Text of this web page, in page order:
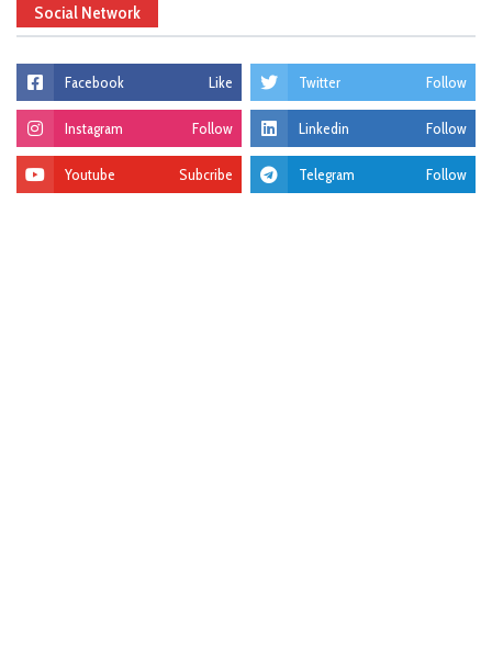
Social Network
Facebook Like Twitter Follow
Instagram Follow Linkedin Follow
Youtube Subcribe Telegram Follow